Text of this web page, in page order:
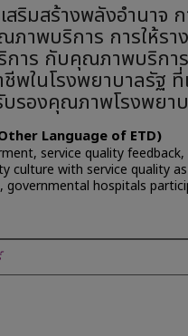
ริมสร้างพลังอำนาจ ก
าพบริการ การให้รา
าร กับคุณภาพบริกา
พในโรงพยาบาลรัฐ ที่
รองคุณภาพโรงพยา
Language of ETD)
service quality feedback,
culture with service quality as
governmental hospitals